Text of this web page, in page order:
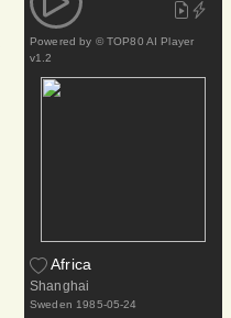
Powered by © TOP80 AI Player
v1.2
Africa
Shanghai
Sweden 1985-05-24